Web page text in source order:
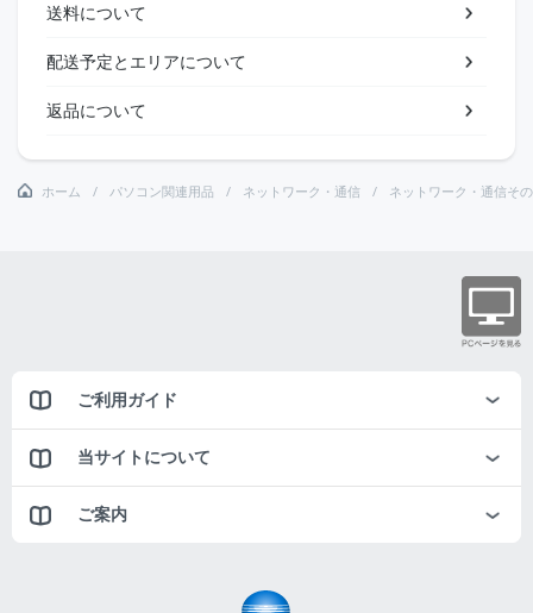
送料について
配送予定とエリアについて
返品について
ホーム パソコン関連用品 ネットワーク・通信 ネットワーク・通信そ
ご利用ガイド
当サイトについて
ご案内